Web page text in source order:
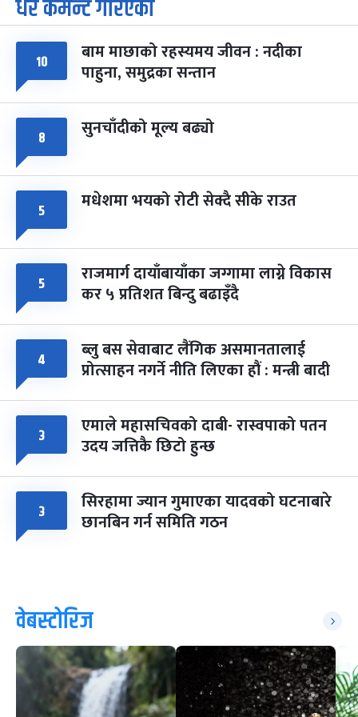
आइत चैत्र ७, २०८३-Mar 21, 2027
८ फागुपूर्णिमा
चैत्र ८, २०८३- Mar 22, 2027
७ महिना बाँकी
धेरै कमेन्ट गरिएका
१० बाम माछाको रहस्यमय जीवन : नदीका
पाहुना, समुद्रका सन्तान
८ सुनचाँदीको मूल्य बढ्यो
५ मधेशमा भयको रोटी सेक्दै सीके राउत
५ राजमार्ग दायाँबायाँका जग्गामा लाग्ने विकास
कर ५ प्रतिशत बिन्दु बढाइँदै
४ ब्लु बस सेवाबाट लैंगिक असमानतालाई
प्रोत्साहन नगर्ने नीति लिएका हौं : मन्त्री बादी
३ एमाले महासचिवको दाबी- रास्वपाको पतन
उदय जत्तिकै छिटो हुन्छ
३ सिरहामा ज्यान गुमाएका यादवको घटनाबारे
छानबिन गर्न समिति गठन
वेबस्टोरिज